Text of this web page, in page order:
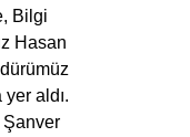
Bilgi
Hasan
aldı.
Şanver